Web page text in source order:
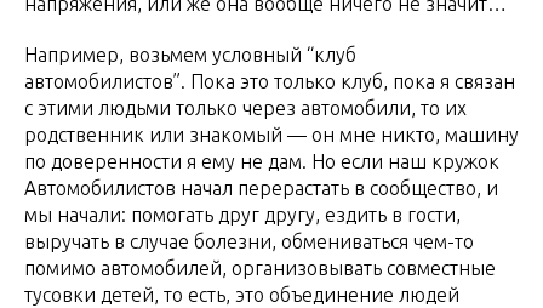
Например, возьмем условный “клуб
автомобилистов”. Пока это только клуб, пока я связан
с этими людьми только через автомобили, то их
родственник или знакомый — он мне никто, машину
по доверенности я ему не дам. Но если наш кружок
Автомобилистов начал перерастать в сообщество, и
мы начали: помогать друг другу, ездить в гости,
выручать в случае болезни, обмениваться чем-то
помимо автомобилей, организовывать совместные
тусовки детей, то есть, это объединение людей